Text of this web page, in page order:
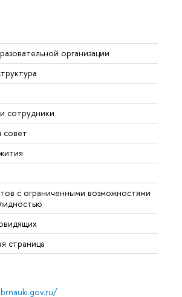
организации
сотрудники
совет
с ограниченными возможностями
страница